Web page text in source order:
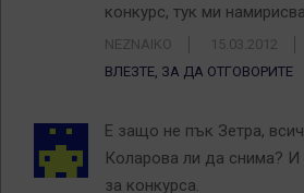
конкурс, тук ми
NEZNAIKO 15.03.2012
ВЛЕЗТЕ, ЗА ДА ОТГОВОРИТЕ
Е защо не пък Зетра,
Коларова ли да снима?
за конкурса.